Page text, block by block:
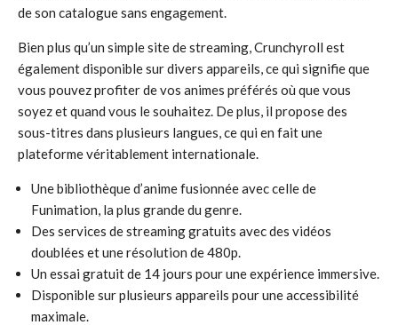
de son catalogue sans engagement.
Bien plus qu’un simple site de streaming, Crunchyroll est
également disponible sur divers appareils, ce qui signifie que
vous pouvez profiter de vos animes préférés où que vous
soyez et quand vous le souhaitez. De plus, il propose des
sous-titres dans plusieurs langues, ce qui en fait une
plateforme véritablement internationale.
Une bibliothèque d’anime fusionnée avec celle de
Funimation, la plus grande du genre.
Des services de streaming gratuits avec des vidéos
doublées et une résolution de 480p.
Un essai gratuit de 14 jours pour une expérience immersive.
Disponible sur plusieurs appareils pour une accessibilité
maximale.